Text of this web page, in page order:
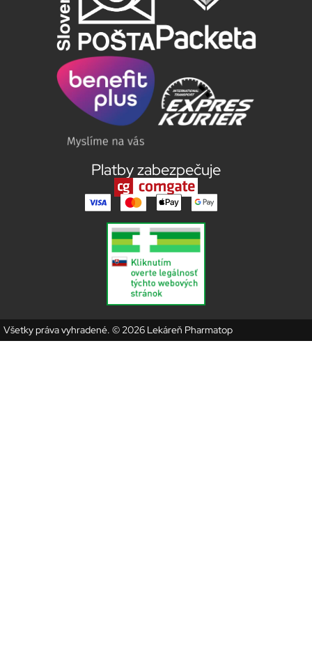
Platby zabezpečuje
Všetky práva vyhradené. © 2026 Lekáreň Pharmatop